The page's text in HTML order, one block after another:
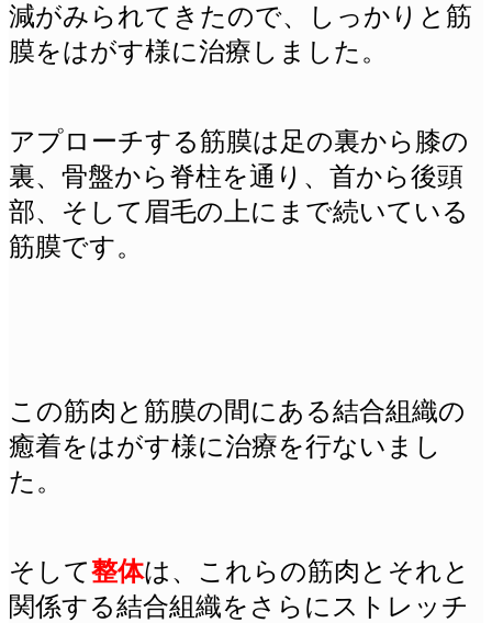
減がみられてきたので、しっかりと筋
膜をはがす様に治療しました。
アプローチする筋膜は足の裏から膝の
裏、骨盤から脊柱を通り、首から後頭
部、そして眉毛の上にまで続いている
筋膜です。
この筋肉と筋膜の間にある結合組織の
癒着をはがす様に治療を行ないまし
た。
そして整体は、これらの筋肉とそれと
関係する結合組織をさらにストレッチ